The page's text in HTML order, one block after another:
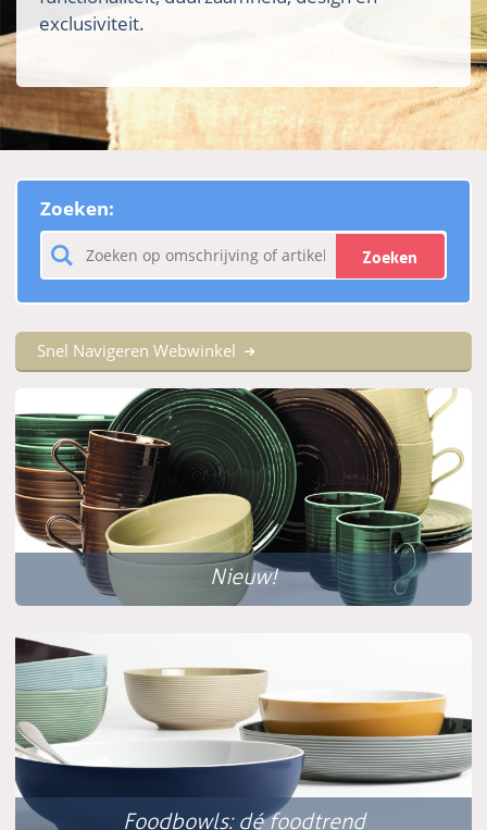
exclusiviteit.
Zoeken:
Zoeken
Snel Navigeren Webwinkel
Nieuw!
Foodbowls: dé foodtrend